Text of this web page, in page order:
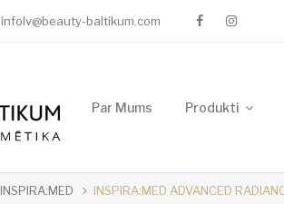
infolv@beauty-baltikum.com
Par Mums Produkti
INSPIRA:MED INSPIRA:MED ADVANCED